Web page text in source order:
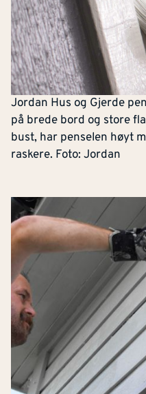
Jordan Hus og Gjerde
på brede bord og store
bust, har penselen høyt
raskere. Foto: Jordan